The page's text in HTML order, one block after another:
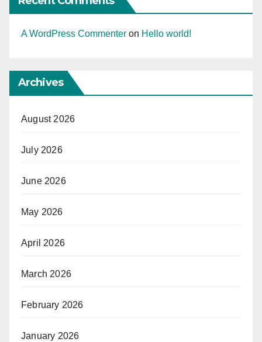
A WordPress Commenter on Hello world!
Archives
August 2026
July 2026
June 2026
May 2026
April 2026
March 2026
February 2026
January 2026